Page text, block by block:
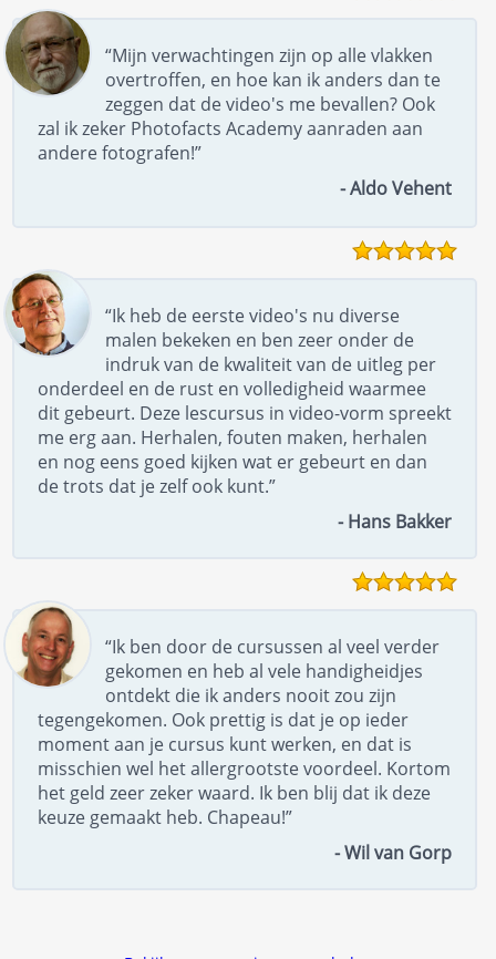
“Mijn verwachtingen zijn op alle vlakken
overtroffen, en hoe kan ik anders dan te
zeggen dat de video's me bevallen? Ook
zal ik zeker Photofacts Academy aanraden aan
andere fotografen!”
- Aldo Vehent
“Ik heb de eerste video's nu diverse
malen bekeken en ben zeer onder de
indruk van de kwaliteit van de uitleg per
onderdeel en de rust en volledigheid waarmee
dit gebeurt. Deze lescursus in video-vorm spreekt
me erg aan. Herhalen, fouten maken, herhalen
en nog eens goed kijken wat er gebeurt en dan
de trots dat je zelf ook kunt.”
- Hans Bakker
“Ik ben door de cursussen al veel verder
gekomen en heb al vele handigheidjes
ontdekt die ik anders nooit zou zijn
tegengekomen. Ook prettig is dat je op ieder
moment aan je cursus kunt werken, en dat is
misschien wel het allergrootste voordeel. Kortom
het geld zeer zeker waard. Ik ben blij dat ik deze
keuze gemaakt heb. Chapeau!”
- Wil van Gorp